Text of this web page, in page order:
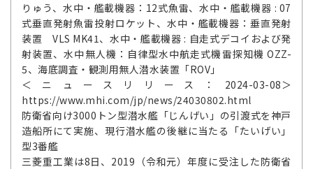
りゅう、水中・艦載機器：12式魚雷、水中・艦載機器 : 07
式垂直発射魚雷投射ロケット、水中・艦載機器：垂直発射
装置 VLS MK41、水中・艦載機器 : 自走式デコイおよび発
射装置、水中無人機：自律型水中航走式機雷探知機 OZZ-
5、海底調査・観測用無人潜水装置「ROV」
＜ニュースリリース：2024-03-08＞
https://www.mhi.com/jp/news/24030802.html
防衛省向け3000トン型潜水艦「じんげい」の引渡式を神戸
造船所にて実施、現行潜水艦の後継に当たる「たいげい」
型3番艦
三菱重工業は8日、2019（令和元）年度に受注した防衛省